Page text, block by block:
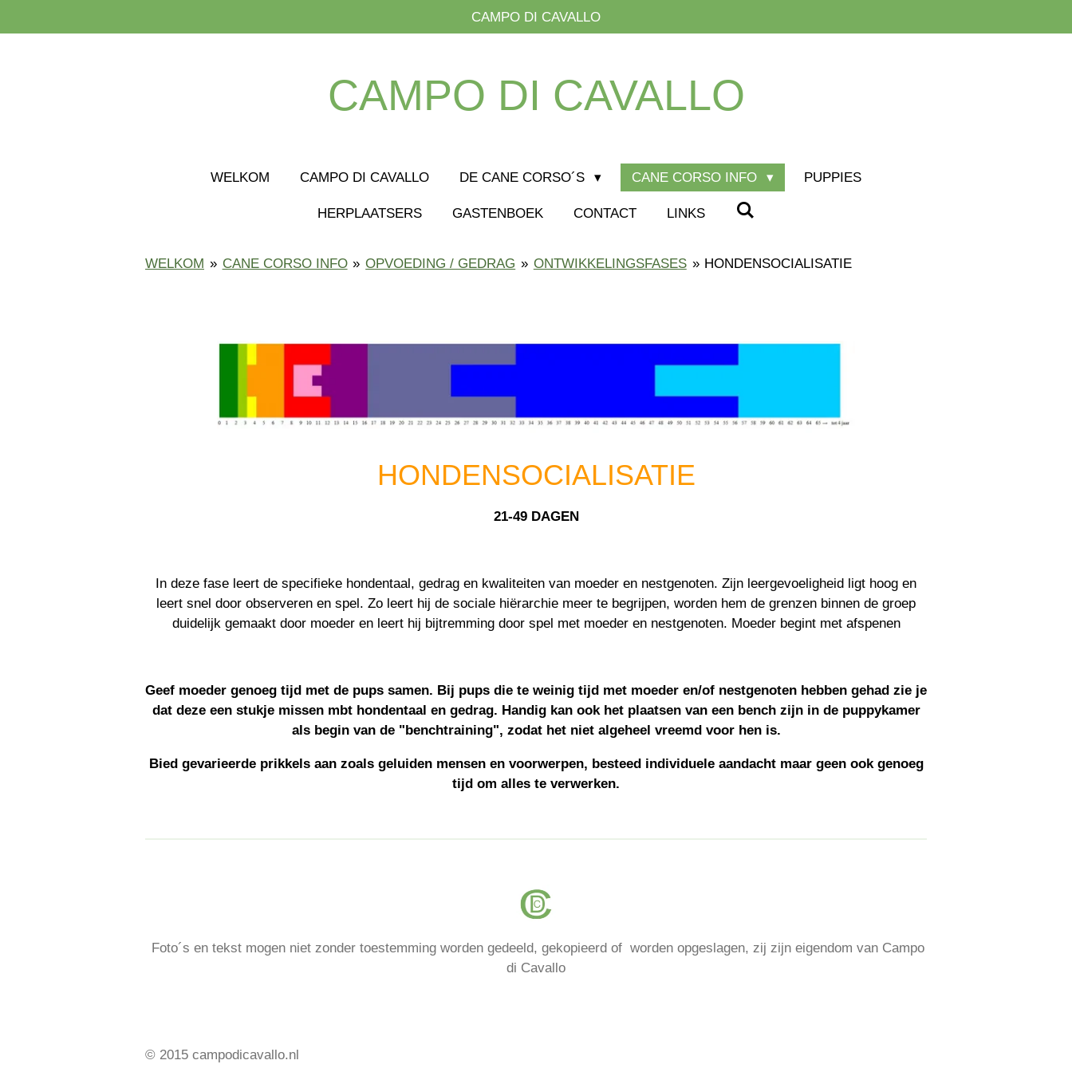
direct
CAMPO DI CAVALLO
CAMPO DI CAVALLO
WELKOM CAMPO DI CAVALLO DE CANE CORSO´S CANE CORSO INFO PUPPIES
HERPLAATSERS GASTENBOEK CONTACT LINKS
WELKOM » CANE CORSO INFO » OPVOEDING / GEDRAG » ONTWIKKELINGSFASES » HONDENSOCIALISATIE
HONDENSOCIALISATIE
21-49 DAGEN
In deze fase leert de specifieke hondentaal, gedrag en kwaliteiten van moeder en nestgenoten. Zijn leergevoeligheid ligt hoog en
leert snel door observeren en spel. Zo leert hij de sociale hiërarchie meer te begrijpen, worden hem de grenzen binnen de groep
duidelijk gemaakt door moeder en leert hij bijtremming door spel met moeder en nestgenoten. Moeder begint met afspenen
Geef moeder genoeg tijd met de pups samen. Bij pups die te weinig tijd met moeder en/of nestgenoten hebben gehad zie je
dat deze een stukje missen mbt hondentaal en gedrag. Handig kan ook het plaatsen van een bench zijn in de puppykamer
als begin van de "benchtraining", zodat het niet algeheel vreemd voor hen is.
Bied gevarieerde prikkels aan zoals geluiden mensen en voorwerpen, besteed individuele aandacht maar geen ook genoeg
tijd om alles te verwerken.
Foto´s en tekst mogen niet zonder toestemming worden gedeeld, gekopieerd of worden opgeslagen, zij zijn eigendom van Campo
di Cavallo
© 2015 campodicavallo.nl